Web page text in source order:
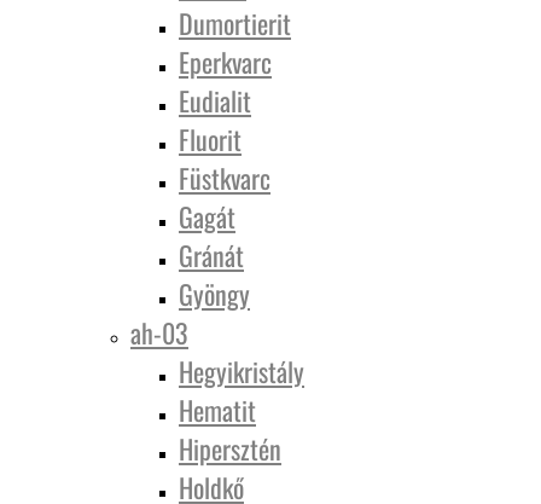
Dumortierit
Eperkvarc
Eudialit
Fluorit
Füstkvarc
Gagát
Gránát
Gyöngy
ah-03
Hegyikristály
Hematit
Hipersztén
Holdkő